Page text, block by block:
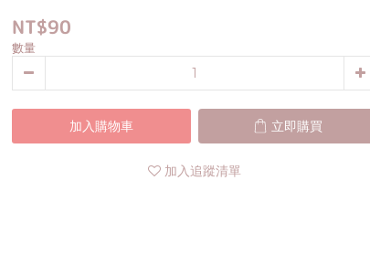
NT$90
數量
加入購物車 立即購買
加入追蹤清單